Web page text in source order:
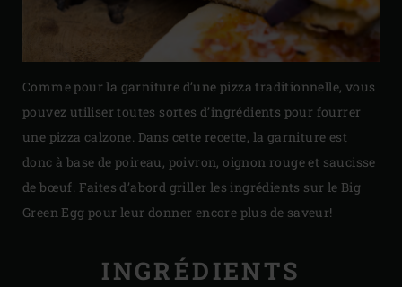
Comme pour la garniture d’une pizza traditionnelle, vous
pouvez utiliser toutes sortes d’ingrédients pour fourrer
une pizza calzone. Dans cette recette, la garniture est
donc à base de poireau, poivron, oignon rouge et saucisse
de bœuf. Faites d’abord griller les ingrédients sur le Big
Green Egg pour leur donner encore plus de saveur!
INGRÉDIENTS